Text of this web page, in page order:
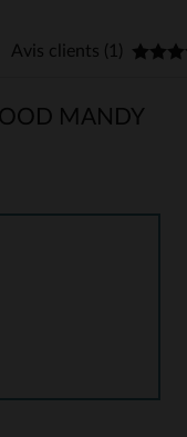
Avis clients (1)
MANDY